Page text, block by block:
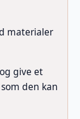
materialer
give et
den kan